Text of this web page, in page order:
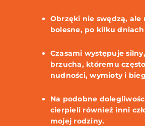
Obrzęki nie swędzą, ale
bolesne, po kilku
Czasami występuje
brzucha, któremu
nudności, wymioty i
Na podobne
cierpieli również inni
mojej rodziny.